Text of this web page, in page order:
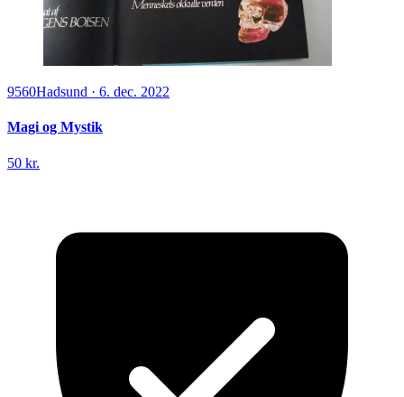
9560Hadsund · 6. dec. 2022
Magi og Mystik
50 kr.